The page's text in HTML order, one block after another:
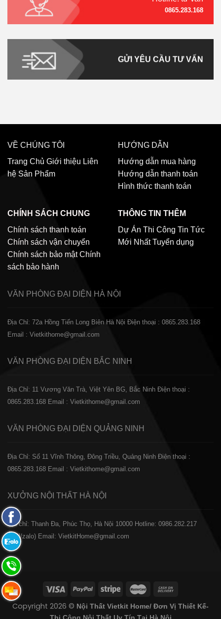
0865.283.168
GỬI YÊU CẦU TƯ VẤN
VỀ CHÚNG TÔI
Trang Chủ Giới thiệu Liên
hệ Sản Phẩm
HƯỚNG DẪN
Hướng dẫn mua hàng
Hướng dẫn thanh toán
Hình thức thanh toán
CHÍNH SÁCH CHUNG
Chính sách thanh toán
Chính sách vận chuyển
Chính sách bảo mật Chính
sách bảo hành
THÔNG TIN THÊM
Dự Án Thi Công Tin Tức
Mới Nhất Tuyển dụng
VĂN PHÒNG ĐẠI DIỆN HÀ NỘI
Địa Chỉ: 72a Hồng Tiến Long Biên Hà Nội Điện thoại : 0865.283.168
Email : Vietkithome@gmail.com
VĂN PHÒNG ĐẠI DIỆN BẮC NINH
Địa Chỉ: 11 Vương Văn Trà, Việt Yên BG, Bắc Ninh Điện thoại :
0865.283.168 Email : Vietkithome@gmail.com
VĂN PHÒNG ĐẠI DIỆN QUẢNG NINH
Địa Chỉ: Số 11 Vĩnh Thông, Đông Triều, Quảng Ninh Điện thoại :
0865.283.168 Email : Vietkithome@gmail.com
XƯỞNG NỘI THẤT HÀ NỘI
️Địa chỉ: Thanh Đa, Phúc Thọ, Hà Nội 10000 Hotline: 0986.282.217
(Call/zalo) Email: VietkitHome@gmail.com
Copyright 2026 © Nội Thất Vietkit Home/ Đơn Vị Thiết Kế-
Fanpage
Facebook
Zalo:
0865.283.168
Hotline:
0865.283.168
Hotline:
0865.283.168